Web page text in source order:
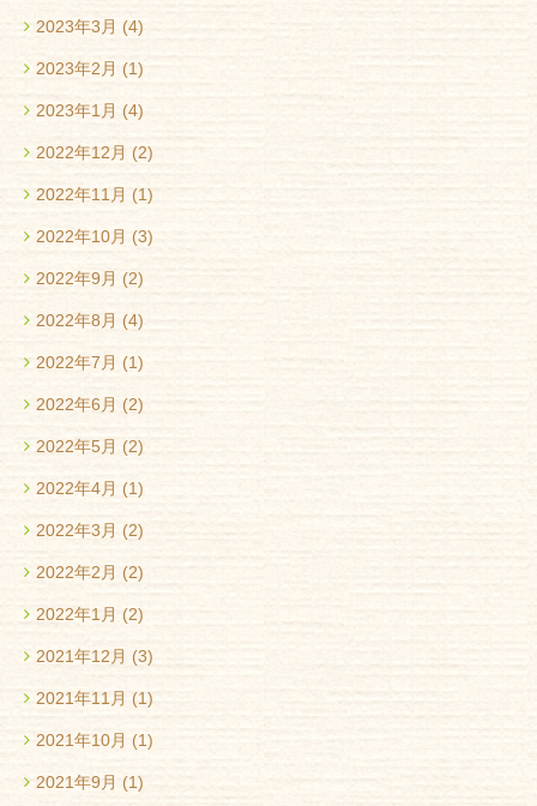
2023年3月 (4)
2023年2月 (1)
2023年1月 (4)
2022年12月 (2)
2022年11月 (1)
2022年10月 (3)
2022年9月 (2)
2022年8月 (4)
2022年7月 (1)
2022年6月 (2)
2022年5月 (2)
2022年4月 (1)
2022年3月 (2)
2022年2月 (2)
2022年1月 (2)
2021年12月 (3)
2021年11月 (1)
2021年10月 (1)
2021年9月 (1)